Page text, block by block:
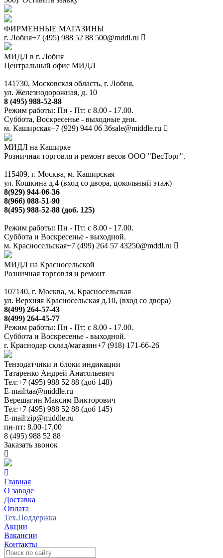
ФИРМЕННЫЕ МАГАЗИНЫ
г. Лобня+7 (495) 988 52 88 500@mddl.ru
МИДЛ в г. Лобня
Центральный офис МИДЛ
141730, Московская область, г. Лобня,
ул. Железнодорожная, д. 10
8 (495) 988-52-88
Режим работы: Пн - Пт: с 8.00 - 17.00.
Суббота, Воскресенье - выходные дни.
м. Каширская+7 (929) 944 06 36sale@middle.ru
МИДЛ на Каширке
Розничная торговля и ремонт весов ООО "ВесТорг".
115409, г. Москва, м. Каширская
ул. Кошкина д.4 (вход со двора, цокольный этаж)
8(929) 944-06-36
8(966) 088-51-90
8(495) 988-52-88 (доб. 125)
Режим работы: Пн - Пт: с 8.00 - 17.00.
Суббота и Воскресенье - выходной.
м. Красносельская+7 (499) 264 57 43250@mddl.ru
МИДЛ на Красносельской
Розничная торговля и ремонт
107140, г. Москва, м. Красносельская
ул. Верхняя Красносельская д.10, (вход со двора)
8(499) 264-57-43
8(499) 264-45-77
Режим работы: Пн - Пт: с 8.00 - 17.00.
Суббота и Воскресенье - выходной.
г. Краснодар склад/магазин+7 (918) 171-66-26
Тензодатчики и блоки индикации
Татаренко Андрей Анатольевич
Тел:+7 (495) 988 52 88 (доб 148)
E-mail:taa@middle.ru
Верещагин Максим Викторович
Тел:+7 (495) 988 52 88 (доб 145)
E-mail:zip@middle.ru
пн-пт: 8.00-17.00
8 (495) 988 52 88
Заказать звонок
Главная
О заводе
Доставка
Оплата
Тех.Поддержка
Акции
Вакансии
Контакты